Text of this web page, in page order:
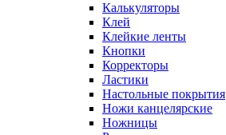
Калькуляторы
Клей
Клейкие ленты
Кнопки
Корректоры
Ластики
Настольные покрытия
Ножи канцелярские
Ножницы